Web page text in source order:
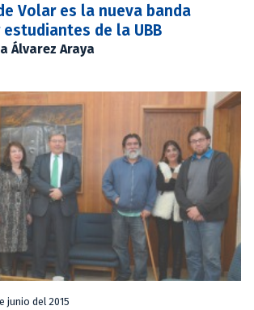
Volar es la nueva banda
estudiantes de la UBB
Álvarez Araya
junio del 2015